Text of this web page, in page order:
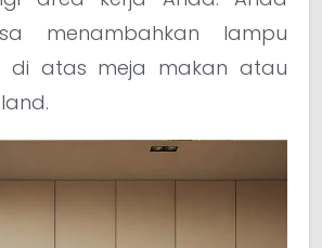
menambahkan lampu
di atas meja makan atau